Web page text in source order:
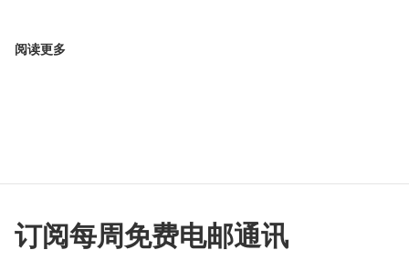
阅读更多
订阅每周免费电邮通讯